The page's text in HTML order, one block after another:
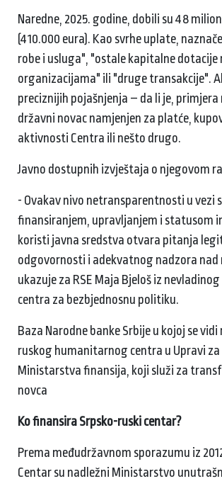
Naredne, 2025. godine, dobili su 48
(410.000 eura). Kao svrhe uplate,
robe i usluga", "ostale kapitalne dotacije
organizacijama" ili "druge transakcije".
preciznijih pojašnjenja – da li je, primjera
državni novac namjenjen za platće,
aktivnosti Centra ili nešto drugo.
Javno dostupnih izvještaja o njegovom
- Ovakav nivo netransparentnosti u vezi
finansiranjem, upravljanjem i statusom
koristi javna sredstva otvara pitanja
odgovornosti i adekvatnog nadzora nad
ukazuje za RSE Maja Bjeloš iz
centra za bezbjednosnu politiku.
Baza Narodne banke Srbije u kojoj se vidi
ruskog humanitarnog centra u Upravi
Ministarstva finansija, koji služi za
novca
Ko finansira Srpsko-ruski centar?
Prema međudržavnom sporazumu iz
Centar su nadležni Ministarstvo